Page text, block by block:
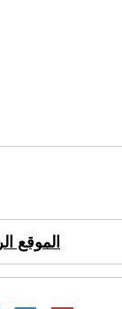
الموقع